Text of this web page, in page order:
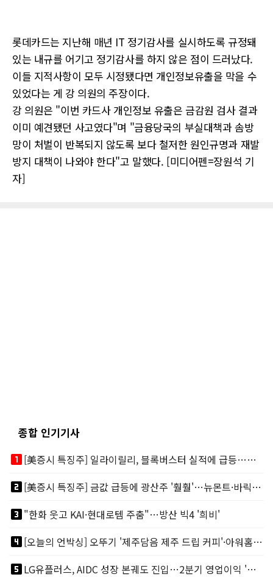
롯데카드는 지난해 매년 IT 정기감사를 실시하도록 규정돼
있는 내규를 어기고 정기감사를 하지 않은 점이 드러났다.
이들 지적사항이 모두 시정됐다면 개인정보유출을 막을 수
있었다는 게 강 의원의 주장이다.
강 의원은 "이번 카드사 개인정보 유출은 금감원 검사 결과
이미 예견됐던 사고였다"며 "금융당국의 부실대책과 솜방
망이 처벌이 반복되지 않도록 보다 철저한 원인규명과 재발
방지 대책이 나와야 한다"고 말했다. [미디어펜=장원석 기
자]
종합 인기기사
looks_one
[美증시 특징주] 일라이릴리, 블록버스터 실적에 급등…마운자로 매출 폭발
looks_two
[美증시 특징주] 금값 급등에 광산주 '훨훨'…뉴몬트·바릭마이닝 주도
looks_3"한화 웃고 KAI·현대로템 주춤"…방산 빅4 '희비'
looks_4
[오늘의 언박싱] 오뚜기 '제주담음 제주 드립 커피'·아워홈 ‘갓석박지’ 外
looks_5
LG유플러스, AIDC 성장 본궤도 진입…2분기 영업이익 '역대 최대'